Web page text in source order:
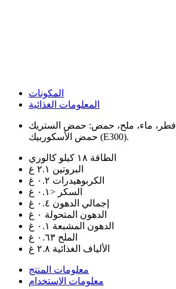
المكونات
المعلومات الغذائية
فطر، ماء، ملح، حمض: حمض الستريك (E330)، مضاد أكسدة:
حمض الأسكوربيك (E300).
الطاقة ١٨ كيلو كالوري
البروتين ٢.١ غ
الكربوهيدرات ٠.٢ غ
السكر <٠.١ غ
إجمالي الدهون ٠.٤ غ
الدهون المتحولة ٠ غ
الدهون المشبعة ٠.١ غ
الملح ٠.٦٣ غ
الألياف الغذائية ٢.٨ غ
معلومات المنتج
معلومات الاستخدام